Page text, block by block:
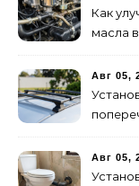
Как
масла
Авг 05,
Авг 05,